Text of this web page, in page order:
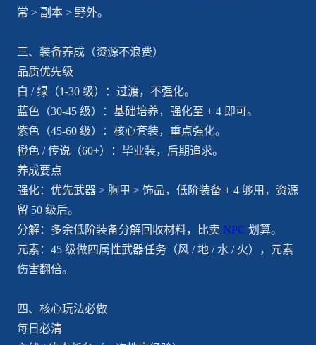
常 > 副本 > 野外。
三、装备养成（资源不浪费）
品质优先级
白 / 绿（1-30 级）：过渡，不强化。
蓝色（30-45 级）：基础培养，强化至 + 4 即可。
紫色（45-60 级）：核心套装，重点强化。
橙色 / 传说（60+）：毕业装，后期追求。
养成要点
强化：优先武器 > 胸甲 > 饰品，低阶装备 + 4 够用，资源
留 50 级后。
分解：多余低阶装备分解回收材料，比卖 NPC 划算。
元素：45 级做四属性武器任务（风 / 地 / 水 / 火），元素
伤害翻倍。
四、核心玩法必做
每日必清